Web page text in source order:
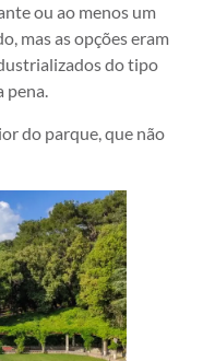
ou ao menos um
mas as opções eram
do tipo
pena.
do parque, que não